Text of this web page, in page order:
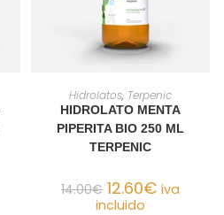
AÑADIR AL CARRITO
Hidrolatos, Terpenic
HIDROLATO MENTA
PIPERITA BIO 250 ML
TERPENIC
14.00€ 12.60€ iva
incluido